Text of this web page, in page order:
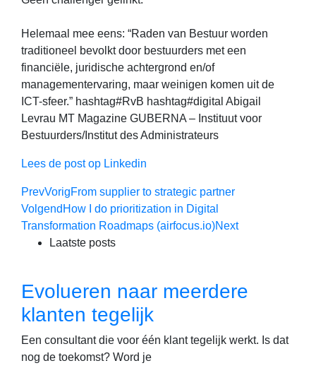
Helemaal mee eens: “Raden van Bestuur worden
traditioneel bevolkt door bestuurders met een
financiële, juridische achtergrond en/of
managementervaring, maar weinigen komen uit de
ICT-sfeer.” hashtag#RvB hashtag#digital Abigail
Levrau MT Magazine GUBERNA – Instituut voor
Bestuurders/Institut des Administrateurs
Lees de post op Linkedin
PrevVorigFrom supplier to strategic partner
Volgend How I do prioritization in Digital
Transformation Roadmaps (airfocus.io)Next
Laatste posts
Evolueren naar meerdere
klanten tegelijk
Een consultant die voor één klant tegelijk werkt. Is dat
nog de toekomst? Word je